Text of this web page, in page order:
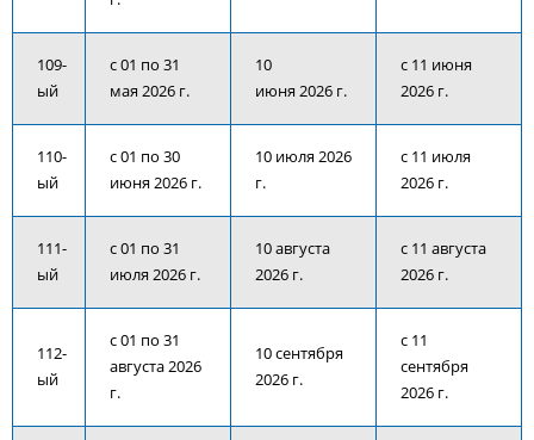
109-
ый
с 01 по 31
мая 2026 г.
10
июня 2026 г.
с 11 июня
2026 г.
110-
ый
с 01 по 30
июня 2026 г.
10 июля 2026
г.
с 11 июля
2026 г.
111-
ый
с 01 по 31
июля 2026 г.
10 августа
2026 г.
с 11 августа
2026 г.
112-
ый
с 01 по 31
августа 2026
г.
10 сентября
2026 г.
с 11
сентября
2026 г.